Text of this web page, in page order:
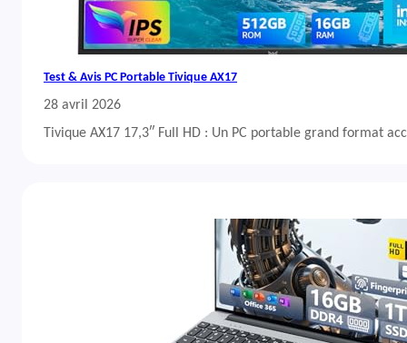
Test & Avis PC Portable Tivique AX17
28 avril 2026
Tivique AX17 17,3″ Full HD : Un PC portable grand format